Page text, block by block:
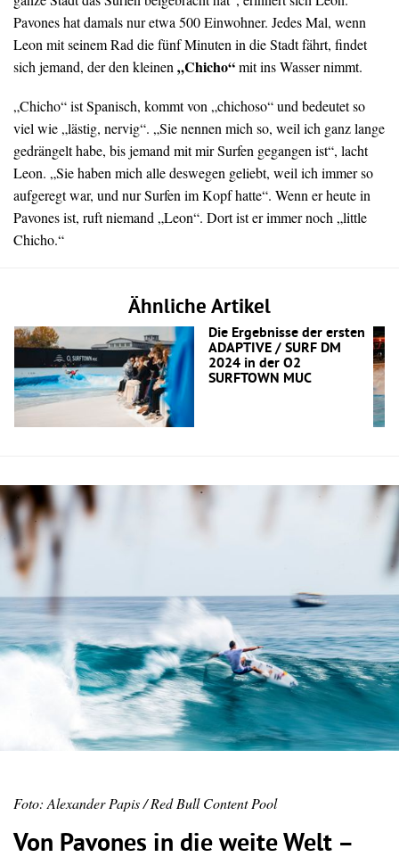
Pavones hat damals nur etwa 500 Einwohner. Jedes Mal, wenn
Leon mit seinem Rad die fünf Minuten in die Stadt fährt, findet
sich jemand, der den kleinen „Chicho“mit ins Wasser nimmt.
„Chicho“ ist Spanisch, kommt von „chichoso“ und bedeutet so
viel wie „lästig, nervig“. „Sie nennen mich so, weil ich ganz lange
gedrängelt habe, bis jemand mit mir Surfen gegangen ist“, lacht
Leon. „Sie haben mich alle deswegen geliebt, weil ich immer so
aufgeregt war, und nur Surfen im Kopf hatte“. Wenn er heute in
Pavones ist, ruft niemand „Leon“. Dort ist er immer noch „little
Chicho.“
Ähnliche Artikel
Die Ergebnisse der ersten
ADAPTIVE / SURF DM
2024 in der O2
SURFTOWN MUC
Foto: Alexander Papis / Red Bull Content Pool
Von Pavones in die weite Welt –